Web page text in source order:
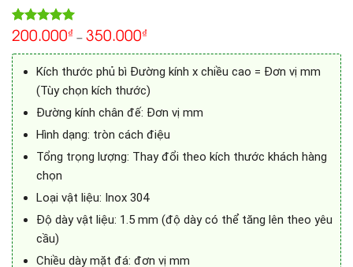
Rated5.00
out of 5
based on
1
customer
rating
200.000₫ – 350.000₫
Kích thước phủ bì Đường kính x chiều cao = Đơn vị mm
(Tùy chọn kích thước)
Đường kính chân đế: Đơn vị mm
Hình dạng: tròn cách điệu
Tổng trọng lượng: Thay đổi theo kích thước khách hàng
chọn
Loại vật liệu: Inox 304
Độ dày vật liệu: 1.5 mm (độ dày có thể tăng lên theo yêu
cầu)
Chiều dày mặt đá: đơn vị mm